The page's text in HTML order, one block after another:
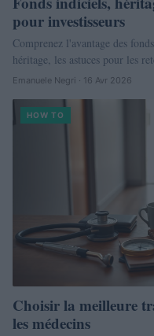
pour investisseurs
Comprenez l'avantage des
héritage, les astuces pour les
Emanuele Negri · 16 Avr 2026
HOW TO
Choisir la meilleure
les médecins